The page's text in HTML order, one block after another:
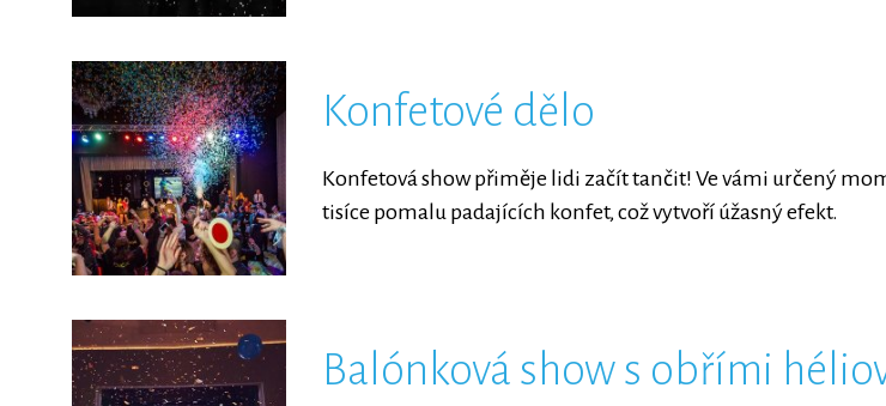
Konfetové dělo
Konfetová show přiměje lidi začít tančit! Ve vámi určený
tisíce pomalu padajících konfet, což vytvoří úžasný efekt.
Balónková show s obřími